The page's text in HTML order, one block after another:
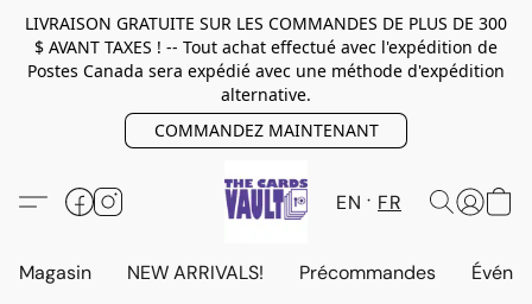
LIVRAISON GRATUITE SUR LES COMMANDES DE PLUS DE 300
$ AVANT TAXES ! -- Tout achat effectué avec l'expédition de
Postes Canada sera expédié avec une méthode d'expédition
alternative.
COMMANDEZ MAINTENANT
EN FR
Magasin NEW ARRIVALS! Précommandes